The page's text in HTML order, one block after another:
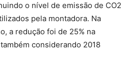
o nível de emissão de CO2
pela montadora. Na
a redução foi de 25% na
considerando 2018